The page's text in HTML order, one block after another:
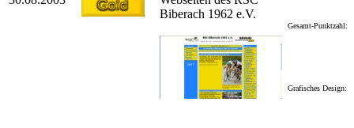
Biberach 1962 e.V.
Gesamt-Punktzahl:
Grafisches Design: